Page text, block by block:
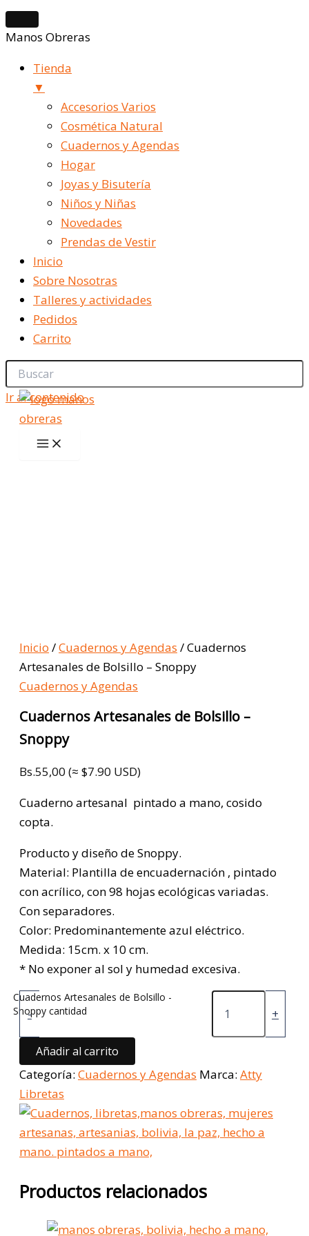
Manos Obreras
Tienda
▼
Accesorios Varios
Cosmética Natural
Cuadernos y Agendas
Hogar
Joyas y Bisutería
Niños y Niñas
Novedades
Prendas de Vestir
Inicio
Sobre Nosotras
Talleres y actividades
Pedidos
Carrito
Ir al contenido
Inicio /Cuadernos y Agendas / Cuadernos
Artesanales de Bolsillo – Snoppy
Cuadernos y Agendas
Cuadernos Artesanales de Bolsillo –
Snoppy
Bs.55,00 (≈ $7.90 USD)
Cuaderno artesanal pintado a mano, cosido
copta.
Producto y diseño de Snoppy.
Material: Plantilla de encuadernación , pintado
con acrílico, con 98 hojas ecológicas variadas.
Con separadores.
Color: Predominantemente azul eléctrico.
Medida: 15cm. x 10 cm.
* No exponer al sol y humedad excesiva.
-
Cuadernos Artesanales de Bolsillo -
Snoppy cantidad
+
Añadir al carrito
Categoría: Cuadernos y Agendas Marca: Atty
Libretas
Productos relacionados